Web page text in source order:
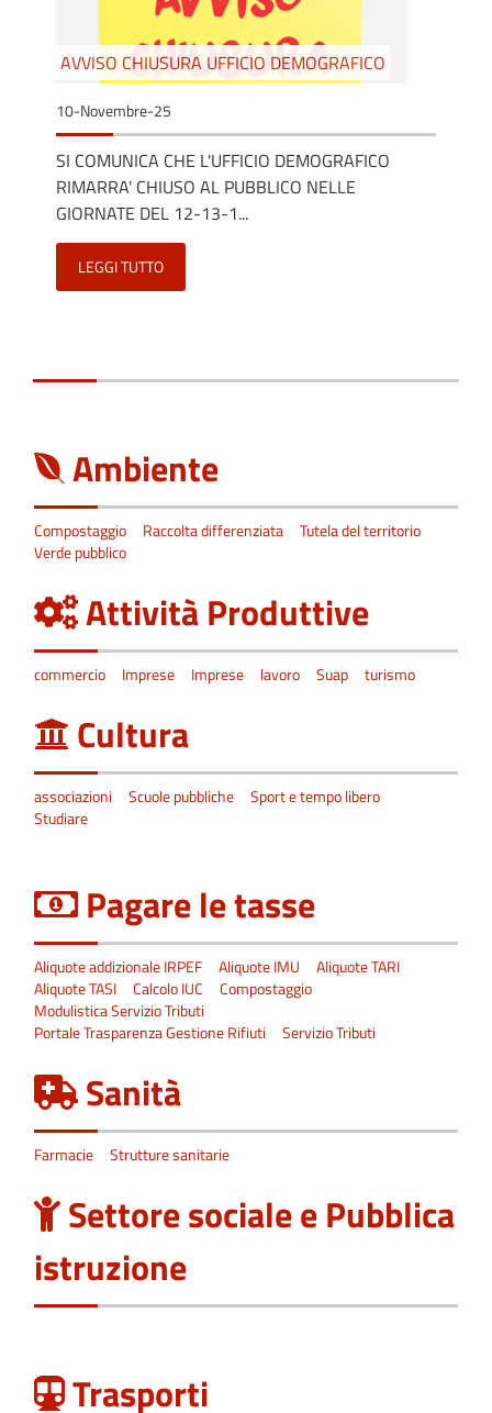
AVVISO CHIUSURA UFFICIO DEMOGRAFICO
10-Novembre-25
SI COMUNICA CHE L'UFFICIO DEMOGRAFICO
RIMARRA' CHIUSO AL PUBBLICO NELLE
GIORNATE DEL 12-13-1...
LEGGI TUTTO
Ambiente
Compostaggio Raccolta differenziata
Tutela del territorio
Verde pubblico
Attività Produttive
commercio Imprese Imprese lavoro Suap turismo
Cultura
associazioni Scuole pubbliche
Sport e tempo libero
Studiare
Pagare le tasse
Aliquote addizionale IRPEF Aliquote IMU
Aliquote TARI
Aliquote TASI
Calcolo IUC
Compostaggio
Modulistica Servizio Tributi
Portale Trasparenza Gestione Rifiuti
Servizio Tributi
Sanità
Farmacie Strutture sanitarie
Settore sociale e Pubblica
istruzione
Trasporti